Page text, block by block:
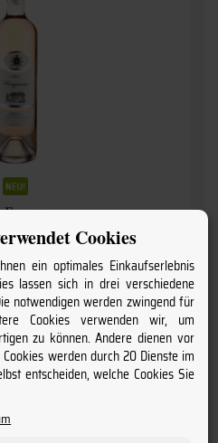
Fronton
Marguerite
7,55
(Grundpreis: 10,07 € pro l)
7,55 €(10,07 € pro l)
Cookies
ein optimales Einkaufserlebnis
lassen sich in drei verschiedene
notwendigen werden zwingend für
Cookies verwenden wir, um
zu können. Andere dienen vor
werden durch 20 Dienste im
entscheiden, welche Cookies Sie